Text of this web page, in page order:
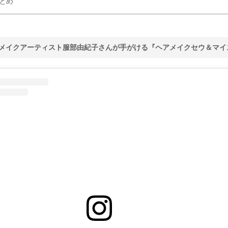
イクアーティスト服部由紀子さんが手がける『ヘアメイクセウ＆マイ